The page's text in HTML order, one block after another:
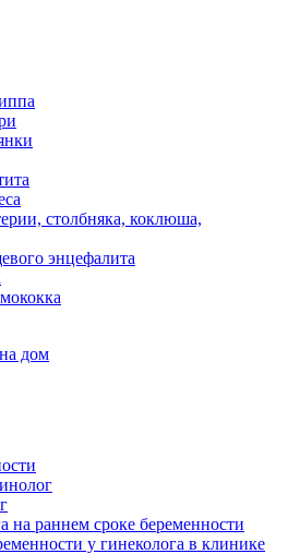
столбняка, коклюша,
энцефалита
дом
на раннем сроке беременности
у гинеколога в клинике